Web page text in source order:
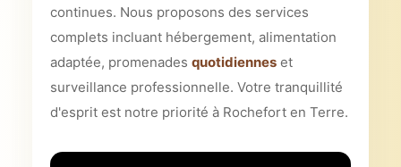
continues. Nous proposons des services
complets incluant hébergement, alimentation
adaptée, promenadesquotidiennes et
surveillance professionnelle. Votre tranquillité
d'esprit est notre priorité à Rochefort en Terre.